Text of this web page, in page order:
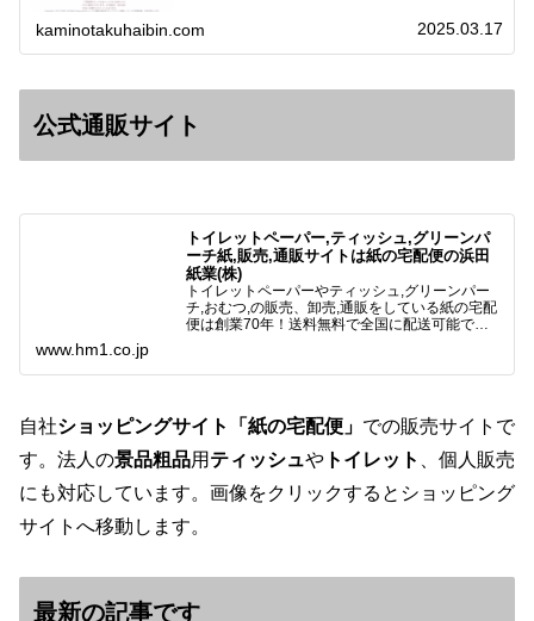
kaminotakuhaibin.com 2025.03.17
公式通販サイト
トイレットペーパー,ティッシュ,グリーンパ
ーチ紙,販売,通販サイトは紙の宅配便の浜田
紙業(株)
トイレットペーパーやティッシュ,グリーンパー
チ,おむつ,の販売、卸売,通販をしている紙の宅配
便は創業70年！送料無料で全国に配送可能で
様と歩んでまいりま…
www.hm1.co.jp
自社ショッピングサイト「紙の宅配便」 での販売サイトで
す。法人の景品粗品用 ティッシュや トイレット
、個人販売
にも対応しています。画像をクリックするとショッピング
サイトへ移動します。
最新の記事です